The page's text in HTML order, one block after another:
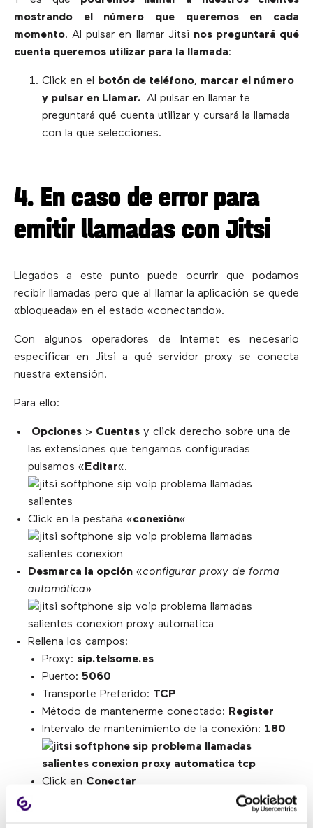
mostrando el número que queremos en cada
momento. Al pulsar en llamar Jitsi nos preguntará qué
cuenta queremos utilizar para la llamada:
Click en el botón de teléfono, marcar el número
y pulsar en Llamar. Al pulsar en llamar te
preguntará qué cuenta utilizar y cursará la llamada
con la que selecciones.
4. En caso de error para
emitir llamadas con Jitsi
Llegados a este punto puede ocurrir que podamos
recibir llamadas pero que al llamar la aplicación se quede
«bloqueada» en el estado «conectando».
Con algunos operadores de Internet es necesario
especificar en Jitsi a qué servidor proxy se conecta
nuestra extensión.
Para ello:
Opciones > Cuentas y click derecho sobre una de
las extensiones que tengamos configuradas
pulsamos « Editar«.
Click en la pestaña «conexión«
Desmarca la opción «configurar proxy de forma
automática»
Rellena los campos:
Proxy: sip.telsome.es
Puerto: 5060
Transporte Preferido: TCP
Método de mantenerme conectado: Register
Intervalo de mantenimiento de la conexión: 180
Click en Conectar